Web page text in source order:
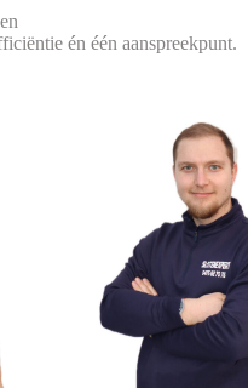
én één aanspreekpunt.